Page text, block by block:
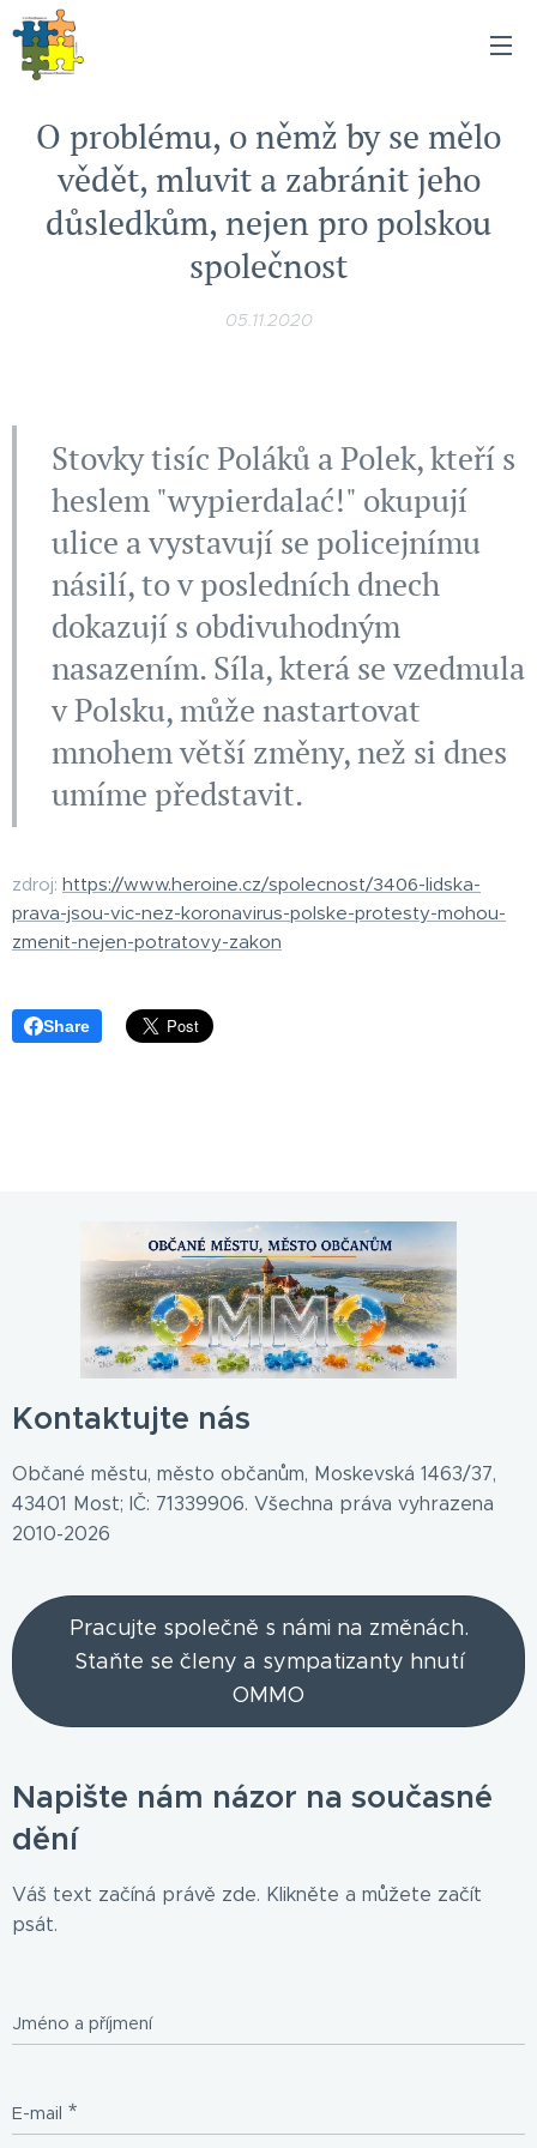
O problému, o němž by se mělo
vědět, mluvit a zabránit jeho
důsledkům, nejen pro polskou
společnost
05.11.2020
Stovky tisíc Poláků a Polek, kteří s
heslem "wypierdalać!" okupují
ulice a vystavují se policejnímu
násilí, to v posledních dnech
dokazují s obdivuhodným
nasazením. Síla, která se vzedmula
v Polsku, může nastartovat
mnohem větší změny, než si dnes
umíme představit.
zdroj: https://www.heroine.cz/spolecnost/3406-lidska-
prava-jsou-vic-nez-koronavirus-polske-protesty-mohou-
zmenit-nejen-potratovy-zakon
Share
Kontaktujte nás
Občané městu, město občanům, Moskevská 1463/37,
43401 Most; IČ: 71339906. Všechna práva vyhrazena
2010-2026
Pracujte společně s námi na změnách.
Staňte se členy a sympatizanty hnutí
OMMO
Napište nám názor na současné
dění
Váš text začíná právě zde. Klikněte a můžete začít
psát.
Jméno a příjmení
E-mail